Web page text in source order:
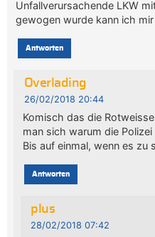
Unfallverursachende LKW
gewogen wurde kann ich
Antworten
Overlading
26/02/2018 20:44
Komisch das die
man sich warum die
Bis auf einmal, wenn es zu
Antworten
plus
28/02/2018 07:42